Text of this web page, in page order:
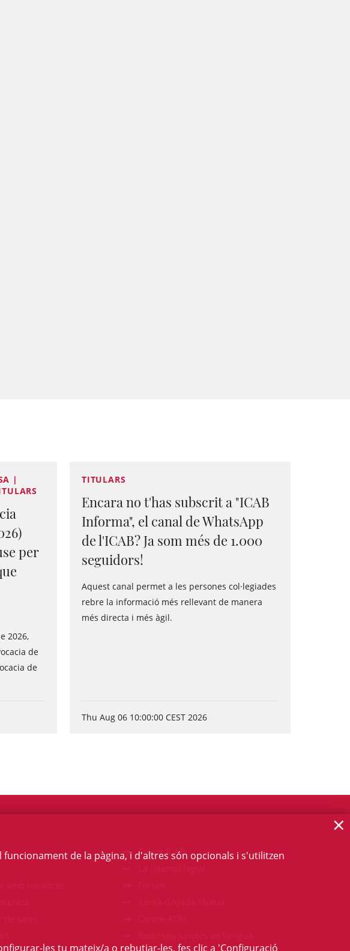
|
per
2026,
de
de
TITULARS
Encara no t'has subscrit a "ICAB
Informa", el canal de WhatsApp
de l'ICAB? Ja som més de 1.000
seguidors!
Aquest canal permet a les persones col·legiades
rebre la informació més rellevant de manera
més directa i més àgil.
Thu Aug 06 10:00:00 CEST 2026
Talent ICAB
funcionament de la pàgina, i d'altres són opcionals i s'utilitzen
les tu mateix/a o rebutjar-les, fes clic a 'Configuració
×